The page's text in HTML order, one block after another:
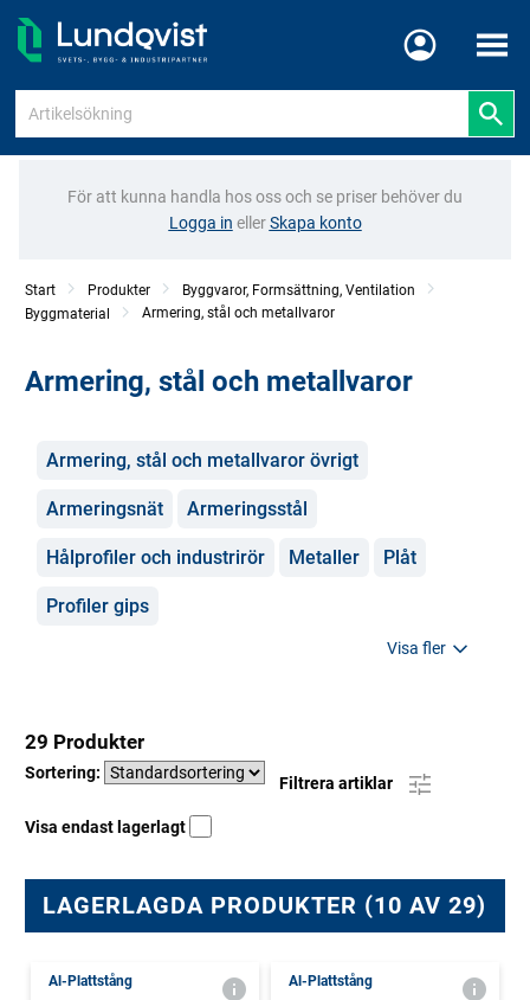
Meny
För att kunna handla hos oss och se priser behöver du
Logga in ellerSkapa konto
Start Produkter
Byggvaror, Formsättning, Ventilation
Byggmaterial
Armering, stål och metallvaror
Armering, stål och metallvaror
Kategorier
Armering, stål och metallvaror övrigt
Armeringsnät Armeringsstål
Hålprofiler och industrirör Metaller Plåt
Profiler gips
Visa fler
29 Produkter
Sortering:
Filtrera artiklar
Visa endast lagerlagt
LAGERLAGDA PRODUKTER (10 AV 29)
Al-Plattstång Al-Plattstång